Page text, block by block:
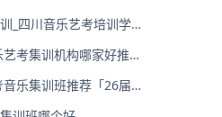
_四川音乐艺考培训学
考集训机构哪家好推荐
乐集训班推荐「26届